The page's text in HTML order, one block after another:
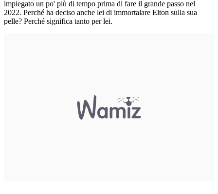
impiegato un po' più di tempo prima di fare il grande passo nel
2022. Perché ha deciso anche lei di immortalare Elton sulla sua
pelle? Perché significa tanto per lei.